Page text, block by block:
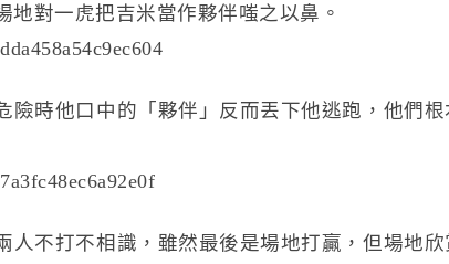
地對一虎把吉米當作夥伴嗤之以鼻。
險時他口中的「夥伴」反而丟下他逃跑，他們根
人不打不相識，雖然最後是場地打贏，但場地欣